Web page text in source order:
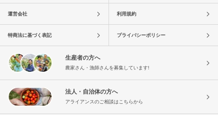
運営会社 利用規約
特商法に基づく表記 プライバシーポリシー
生産者の方へ
農家さん・漁師さんを募集しています!
法人・自治体の方へ
アライアンスのご相談はこちらから